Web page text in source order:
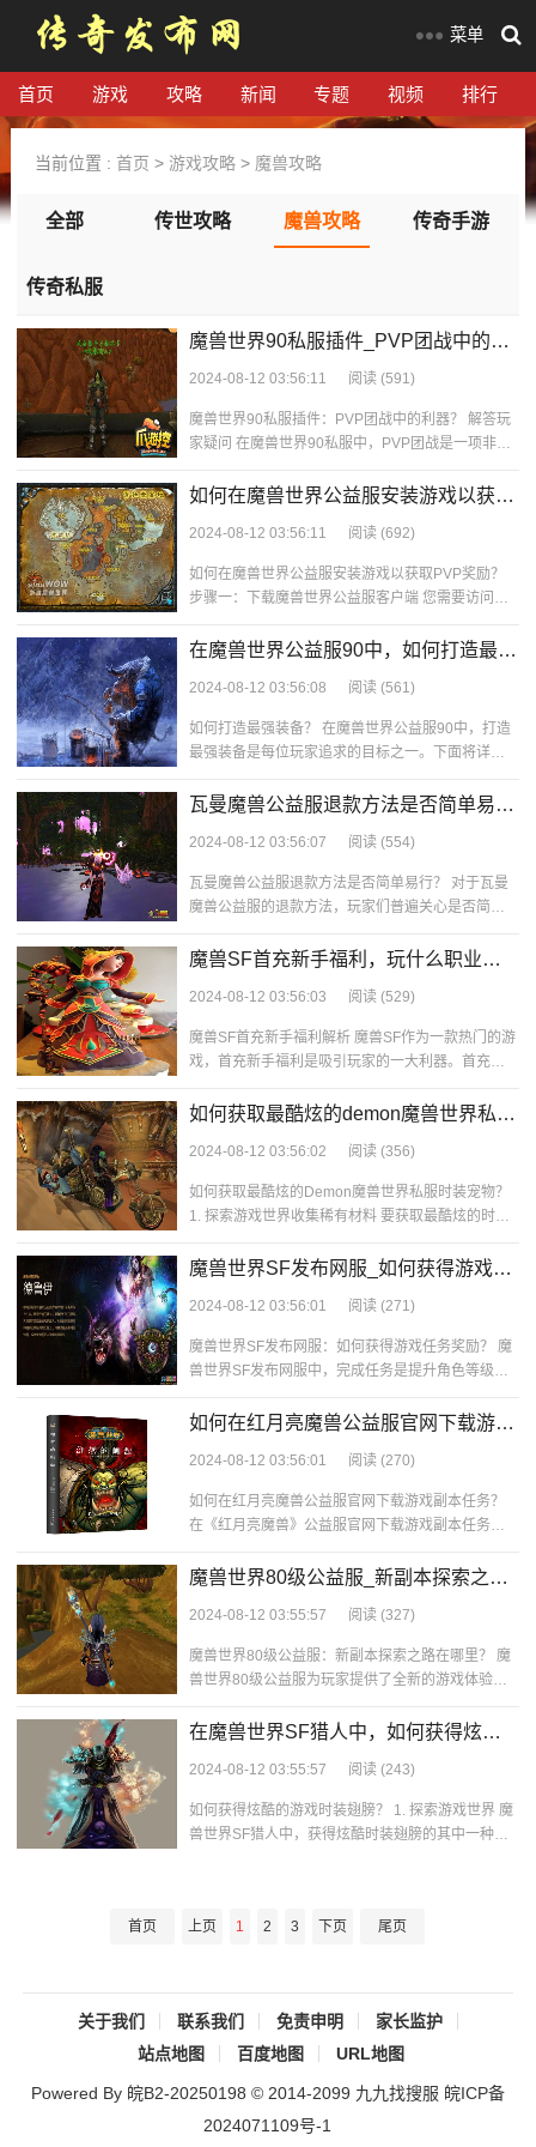
菜单
首页 游戏 攻略 新闻 专题 视频 排行
当前位置 : 首页 > 游戏攻略> 魔兽攻略
全部 传世攻略 魔兽攻略 传奇手游
传奇私服
魔兽世界90私服插件_PVP团战中的利
2024-08-12 03:56:11 阅读(591)
魔兽世界90私服插件：PVP团战中的利器？ 解答玩
家疑问 在魔兽世界90私服中，PVP团战是一项非常
如何在魔兽世界公益服安装游戏以获取
2024-08-12 03:56:11 阅读(692)
如何在魔兽世界公益服安装游戏以获取PVP奖励？
步骤一：下载魔兽世界公益服客户端 您需要访问魔
在魔兽世界公益服90中，如何打造最强
2024-08-12 03:56:08 阅读(561)
如何打造最强装备？ 在魔兽世界公益服90中，打造
最强装备是每位玩家追求的目标之一。下面将详细
瓦曼魔兽公益服退款方法是否简单易
行？游戏飞行坐骑解密！
2024-08-12 03:56:07 阅读(554)
瓦曼魔兽公益服退款方法是否简单易行？ 对于瓦曼
魔兽公益服的退款方法，玩家们普遍关心是否简单
魔兽SF首充新手福利，玩什么职业最
强？赶紧来探索吧！
2024-08-12 03:56:03 阅读(529)
魔兽SF首充新手福利解析 魔兽SF作为一款热门的游
戏，首充新手福利是吸引玩家的一大利器。首充新
如何获取最酷炫的demon魔兽世界私服
2024-08-12 03:56:02 阅读(356)
如何获取最酷炫的Demon魔兽世界私服时装宠物？
1. 探索游戏世界收集稀有材料 要获取最酷炫的时装
魔兽世界SF发布网服_如何获得游戏任
2024-08-12 03:56:01 阅读(271)
魔兽世界SF发布网服：如何获得游戏任务奖励？ 魔
兽世界SF发布网服中，完成任务是提升角色等级和
如何在红月亮魔兽公益服官网下载游戏
2024-08-12 03:56:01 阅读(270)
如何在红月亮魔兽公益服官网下载游戏副本任务？
在《红月亮魔兽》公益服官网下载游戏副本任务并
魔兽世界80级公益服_新副本探索之路
2024-08-12 03:55:57 阅读(327)
魔兽世界80级公益服：新副本探索之路在哪里？ 魔
兽世界80级公益服为玩家提供了全新的游戏体验，
在魔兽世界SF猎人中，如何获得炫酷
2024-08-12 03:55:57 阅读(243)
如何获得炫酷的游戏时装翅膀？ 1. 探索游戏世界 魔
兽世界SF猎人中，获得炫酷时装翅膀的其中一种方
首页 上页 1 2 3 下页 尾页
关于我们 联系我们 免责申明
家长监护
站点地图
百度地图 URL地图
Powered By 皖B2-20250198 © 2014-2099 九九找搜服 皖ICP备
2024071109号-1